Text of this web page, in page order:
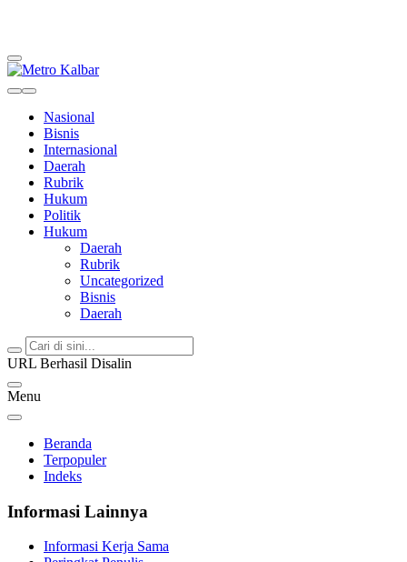
Nasional
Bisnis
Internasional
Daerah
Rubrik
Hukum
Politik
Hukum
Daerah
Rubrik
Uncategorized
Bisnis
Daerah
URL Berhasil Disalin
Menu
Beranda
Terpopuler
Indeks
Informasi Lainnya
Informasi Kerja Sama